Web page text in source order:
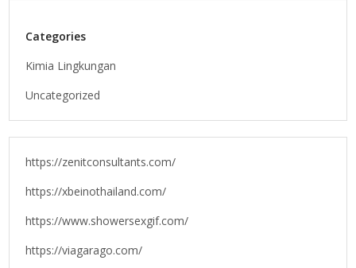
Categories
Kimia Lingkungan
Uncategorized
https://zenitconsultants.com/
https://xbeinothailand.com/
https://www.showersexgif.com/
https://viagarago.com/